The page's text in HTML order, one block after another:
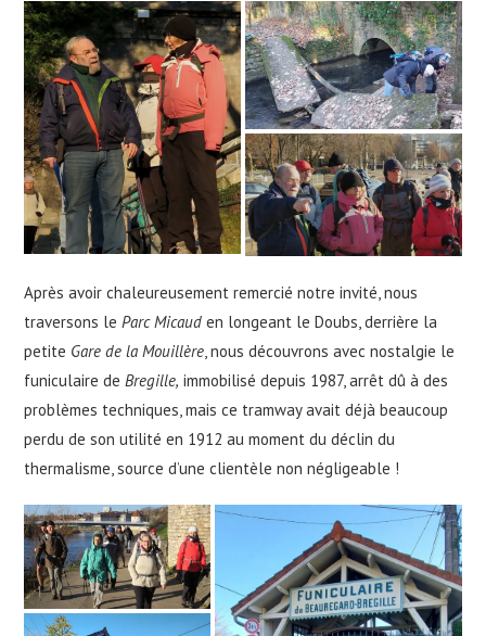
Après avoir chaleureusement remercié notre invité, nous
traversons le Parc Micaud en longeant le Doubs, derrière la
petite Gare de la Mouillère , nous découvrons avec nostalgie le
funiculaire deBregille, immobilisé depuis 1987, arrêt dû à des
problèmes techniques, mais ce tramway avait déjà beaucoup
perdu de son utilité en 1912 au moment du déclin du
thermalisme, source d’une clientèle non négligeable !